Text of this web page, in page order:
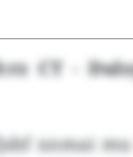
CT -
xnmai